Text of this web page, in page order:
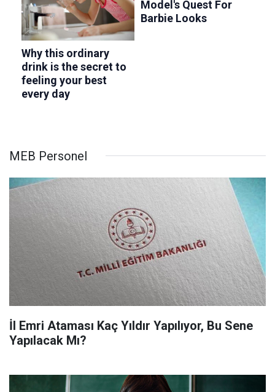
MEB Personel
İl Emri Ataması Kaç Yıldır Yapılıyor, Bu Sene
Yapılacak Mı?